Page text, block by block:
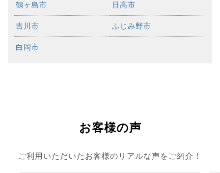
鶴ヶ島市 日高市
吉川市 ふじみ野市
白岡市
お客様の声
ご利用いただいたお客様のリアルな声をご紹介！